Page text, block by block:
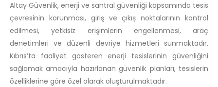
Altay Güvenlik, enerji ve santral güvenliği kapsamında tesis
çevresinin korunması, giriş ve çıkış noktalarının kontrol
edilmesi, yetkisiz erişimlerin engellenmesi, araç
denetimleri ve düzenli devriye hizmetleri sunmaktadır.
Kıbrıs’ta faaliyet gösteren enerji tesislerinin güvenliğini
sağlamak amacıyla hazırlanan güvenlik planları, tesislerin
özelliklerine göre özel olarak oluşturulmaktadır.